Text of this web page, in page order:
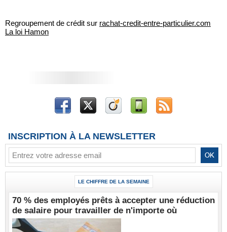
Regroupement de crédit sur rachat-credit-entre-particulier.com
La loi Hamon
INSCRIPTION À LA NEWSLETTER
LE CHIFFRE DE LA SEMAINE
70 % des employés prêts à accepter une réduction
de salaire pour travailler de n'importe où